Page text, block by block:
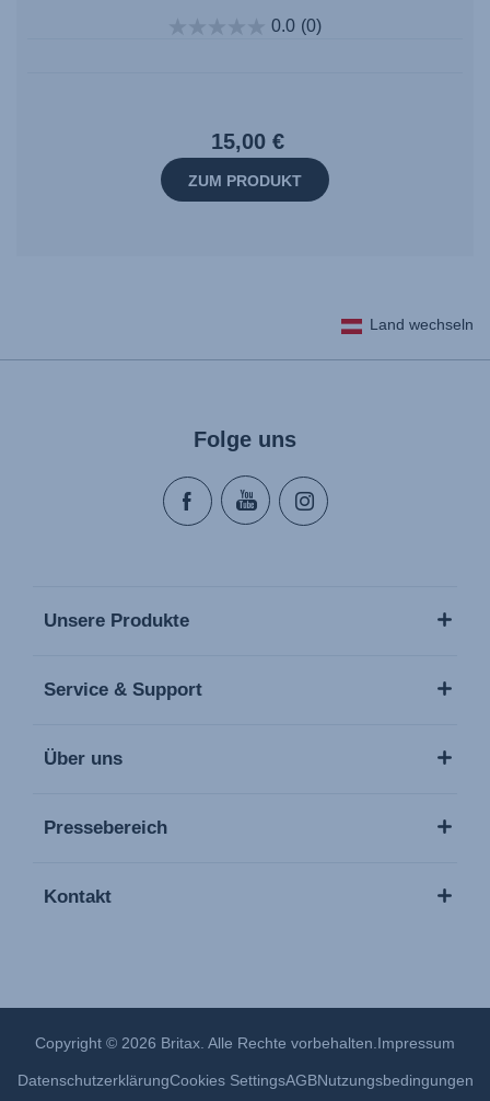
0.0 (0)
15,00 €
ZUM PRODUKT
Land wechseln
Folge uns
Unsere Produkte
Service & Support
Über uns
Pressebereich
Kontakt
Copyright © 2026 Britax. Alle Rechte vorbehalten. Impressum
DatenschutzerklärungCookies SettingsAGBNutzungsbedingungen